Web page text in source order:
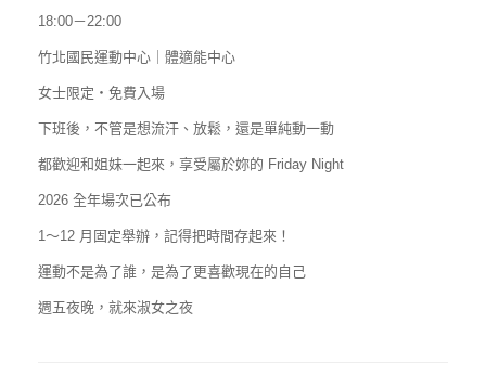
18:00－22:00
竹北國民運動中心｜體適能中心
女士限定・免費入場
下班後，不管是想流汗、放鬆，還是單純動一動
都歡迎和姐妹一起來，享受屬於妳的 Friday Night
2026 全年場次已公布
1～12 月固定舉辦，記得把時間存起來！
運動不是為了誰，是為了更喜歡現在的自己
週五夜晚，就來淑女之夜